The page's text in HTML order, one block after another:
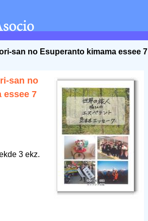
san no Esuperanto kimama essee 7
san no
essee 7
3 ekz.